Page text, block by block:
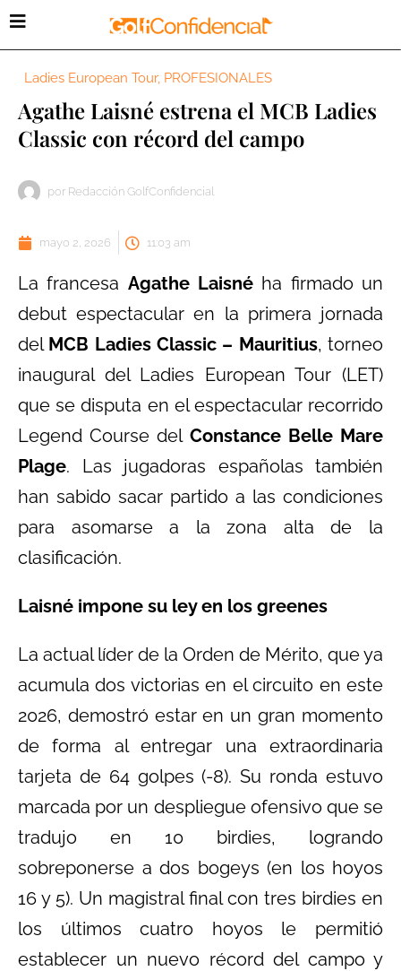
Ladies European Tour, PROFESIONALES
Agathe Laisné estrena el MCB Ladies
Classic con récord del campo
por Redacción GolfConfidencial
mayo 2, 2026 11:03 am
La francesa Agathe Laisné ha firmado un
debut espectacular en la primera jornada
del MCB Ladies Classic – Mauritius, torneo
inaugural del Ladies European Tour (LET)
que se disputa en el espectacular recorrido
Legend Course del Constance Belle Mare
Plage. Las jugadoras españolas también
han sabido sacar partido a las condiciones
para asomarse a la zona alta de la
clasificación.
Laisné impone su ley en los greenes
La actual líder de la Orden de Mérito, que ya
acumula dos victorias en el circuito en este
2026, demostró estar en un gran momento
de forma al entregar una extraordinaria
tarjeta de 64 golpes (-8). Su ronda estuvo
marcada por un despliegue ofensivo que se
tradujo en 10 birdies, logrando
sobreponerse a dos bogeys (en los hoyos
16 y 5). Un magistral final con tres birdies en
los últimos cuatro hoyos le permitió
establecer un nuevo récord del campo y